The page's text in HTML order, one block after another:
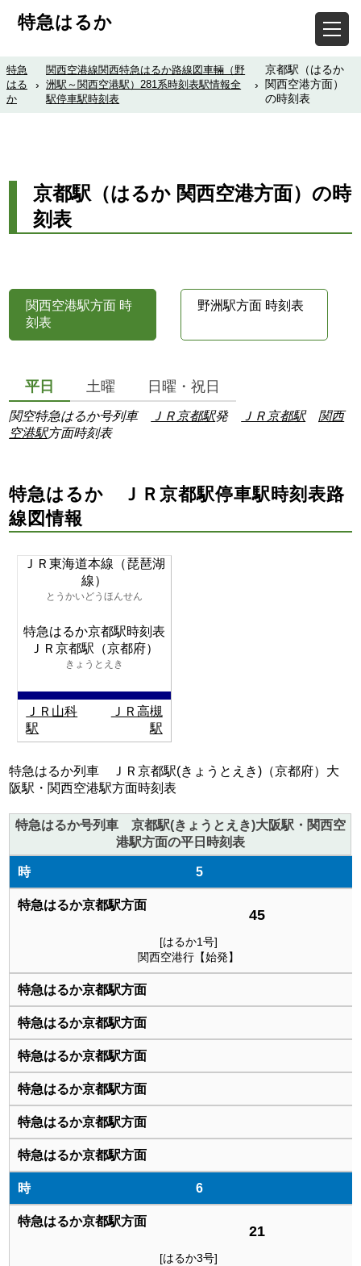
特急はるか
特急
はる
か
›
関西空港線関西特急はるか路線図車輛（野
洲駅～関西空港駅）281系時刻表駅情報全
駅停車駅時刻表
›
京都駅（はるか
関西空港方面）
の時刻表
京都駅（はるか 関西空港方面）の時
刻表
関西空港駅方面 時
刻表
野洲駅方面 時刻表
平日 土曜 日曜・祝日
関空特急はるか号列車 ＪＲ京都駅発 ＪＲ京都駅
関西
空港駅方面時刻表
特急はるか ＪＲ京都駅停車駅時刻表路
線図情報
ＪＲ東海道本線（琵琶湖
線）
とうかいどうほんせん
特急はるか京都駅時刻表
ＪＲ京都駅（京都府）
きょうとえき
ＪＲ山科
駅
ＪＲ高槻
駅
特急はるか列車 ＪＲ京都駅(きょうとえき)（京都府）大
阪駅・関西空港駅方面時刻表
特急はるか号列車 京都駅(きょうとえき)大阪駅・関西空
港駅方面の平日時刻表
5
45
[はるか1号]
関西空港行【始発】
6
21
[はるか3号]